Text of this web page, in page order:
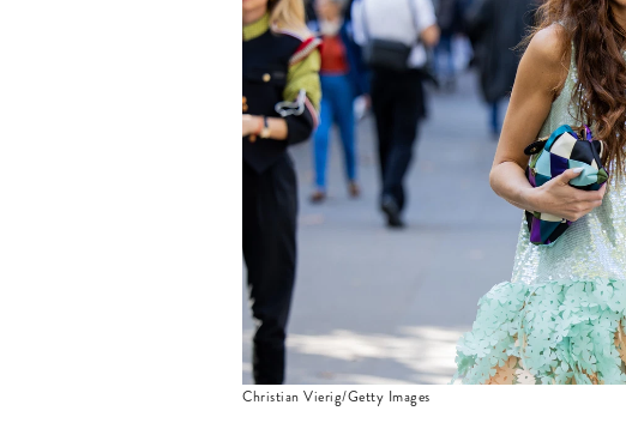
Christian Vierig/Getty Images